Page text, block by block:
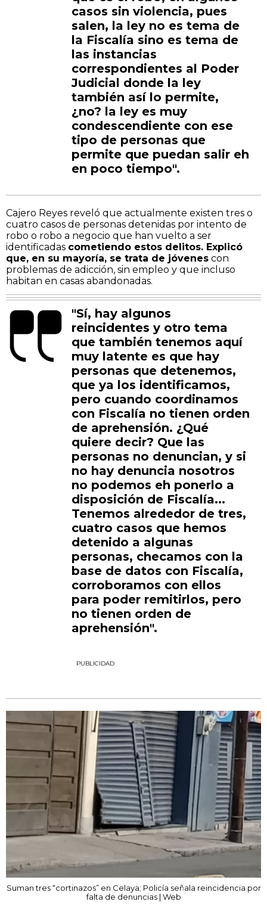
casos sin violencia, pues
salen, la ley no es tema de
la Fiscalía sino es tema de
las instancias
correspondientes al Poder
Judicial donde la ley
también así lo permite,
¿no? la ley es muy
condescendiente con ese
tipo de personas que
permite que puedan salir eh
en poco tiempo".
Cajero Reyes reveló que actualmente existen tres o
cuatro casos de personas detenidas por intento de
robo o robo a negocio que han vuelto a ser
identificadas cometiendo estos delitos. Explicó
que, en su mayoría, se trata de jóvenes con
problemas de adicción, sin empleo y que incluso
habitan en casas abandonadas.
"Sí, hay algunos
reincidentes y otro tema
que también tenemos aquí
muy latente es que hay
personas que detenemos,
que ya los identificamos,
pero cuando coordinamos
con Fiscalía no tienen orden
de aprehensión. ¿Qué
quiere decir? Que las
personas no denuncian, y si
no hay denuncia nosotros
no podemos eh ponerlo a
disposición de Fiscalía...
Tenemos alrededor de tres,
cuatro casos que hemos
detenido a algunas
personas, checamos con la
base de datos con Fiscalía,
corroboramos con ellos
para poder remitirlos, pero
no tienen orden de
aprehensión".
PUBLICIDAD
Suman tres “cortinazos” en Celaya; Policía señala reincidencia por
falta de denuncias | Web